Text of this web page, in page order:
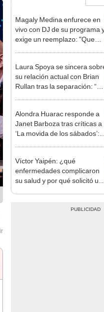
vivo con DJ de su programa y
exige un reemplazo: "Que
sepa pensar y que sepa que
su relación actual con Brian
Rullan tras la separación: “Le
tengo mucho cariño”
Janet Barboza tras críticas a
‘La movida de los sábados’:
“No voy a intentar ser ella”
enfermedades complicaron
su salud y por qué solicitó un
trasplante de órgano antes de